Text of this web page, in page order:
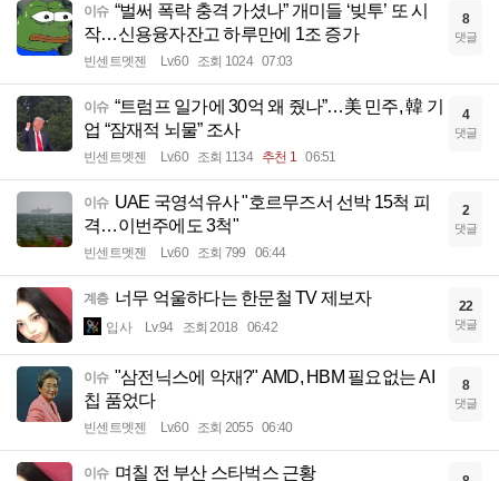
이슈 “벌써 폭락 충격 가셨나” 개미들 ‘빚투’ 또 시
작…신용융자잔고 하루만에 1조 증가
빈센트멧젠 Lv.60 조회 1024 07:03
8
댓글
이슈 “트럼프 일가에 30억 왜 줬나”…美 민주, 韓 기
업 “잠재적 뇌물” 조사
빈센트멧젠 Lv.60 조회 1134 추천 1 06:51
4
댓글
이슈 UAE 국영석유사 "호르무즈서 선박 15척 피
격…이번주에도 3척"
빈센트멧젠 Lv.60 조회 799 06:44
2
댓글
계층 너무 억울하다는 한문철 TV 제보자
입사 Lv.94 조회 2018 06:42
22
댓글
이슈 "삼전닉스에 악재?" AMD, HBM 필요없는 AI
칩 품었다
빈센트멧젠 Lv.60 조회 2055 06:40
8
댓글
이슈 며칠 전 부산 스타벅스 근황